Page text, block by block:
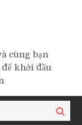
cùng bạn
khởi đầu
Tìm
kiếm